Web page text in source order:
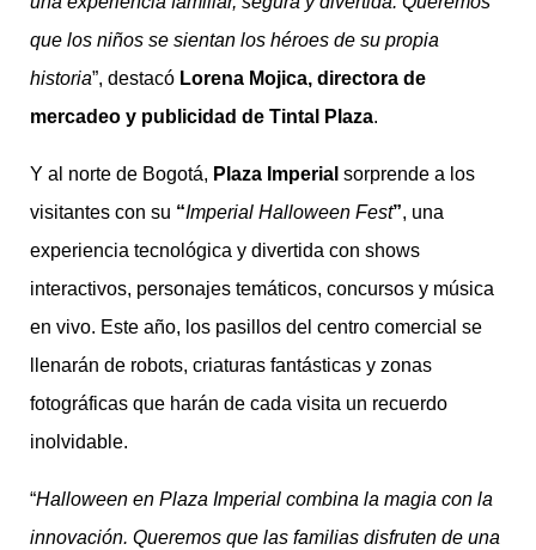
que los niños se sientan los héroes de su propia
historia”, destacó Lorena Mojica, directora de
mercadeo y publicidad de Tintal Plaza.
Y al norte de Bogotá, Plaza Imperial sorprende a los
visitantes con su “Imperial Halloween Fest”, una
experiencia tecnológica y divertida con shows
interactivos, personajes temáticos, concursos y música
en vivo. Este año, los pasillos del centro comercial se
llenarán de robots, criaturas fantásticas y zonas
fotográficas que harán de cada visita un recuerdo
inolvidable.
“Halloween en Plaza Imperial combina la magia con la
innovación. Queremos que las familias disfruten de una